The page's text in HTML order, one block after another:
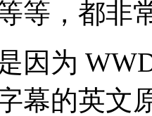
等，都非
因为
幕的英文